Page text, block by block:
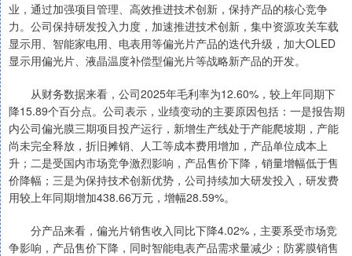
业，通过加强项目管理、高效推进技术创新，保持产品的核心竞争
力。公司保持研发投入力度，加速推进技术创新，集中资源攻关车载
显示用、智能家电用、电表用等偏光片产品的迭代升级，加大OLED
显示用偏光片、液晶温度补偿型偏光片等战略新产品的开发。
从财务数据来看，公司2025年毛利率为12.60%，较上年同期下
降15.89个百分点。公司表示，业绩变动的主要原因包括：一是报告期
内公司偏光膜三期项目投产运行，新增生产线处于产能爬坡期，产能
尚未完全释放，折旧摊销、人工等成本费用增加，产品单位成本上
升；二是受国内市场竞争激烈影响，产品售价下降，销量增幅低于售
价降幅；三是为保持技术创新优势，公司持续加大研发投入，研发费
用较上年同期增加438.66万元，增幅28.59%。
分产品来看，偏光片销售收入同比下降4.02%，主要系受市场竞
争影响，产品售价下降，同时智能电表产品需求量减少；防雾膜销售